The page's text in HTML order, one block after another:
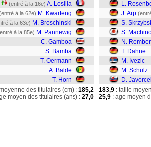
(entré à la 16e) A. Losilla
(entré à la 62e) M. Kwarteng
à la 63e) M. Broschinski
à la 85e) M. Pannewig
C. Gamboa
S. Bamba
T. Oermann
A. Balde
T. Horn
L.
J. Arp
S.
S. Machino
N.
T. Dähne
M. Ivezic
M. Schulz
D.
des titulaires (cm) : 185,2
moyen des titulaires (ans) : 27,0
183,9 : taille
25,9 : age moyen